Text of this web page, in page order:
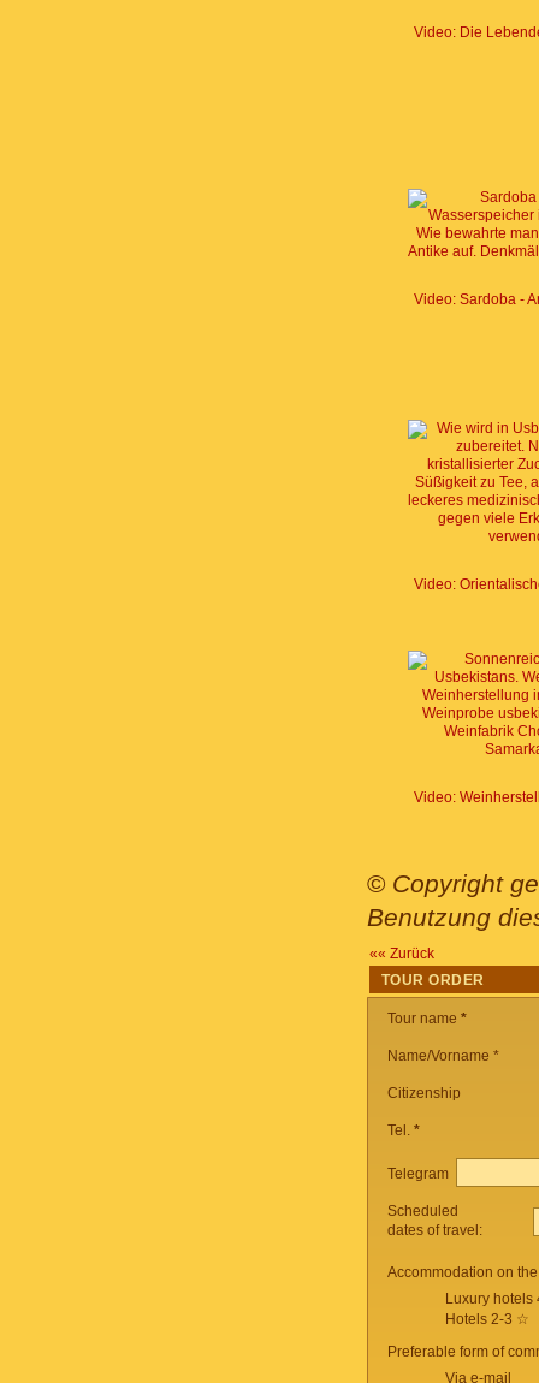
© Copyright
Benutzung
«« Zurück
TOUR ORDER
Tour name *
Name/Vorname *
Citizenship
Tel. *
Telegram
Scheduled
dates of travel:
Accommodation on
Luxury
Hotels 2-3 ☆
Preferable form of
Via e-mail